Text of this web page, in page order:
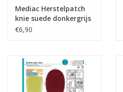
Mediac Herstelpatch
knie suede donkergrijs
2st.
€6,90